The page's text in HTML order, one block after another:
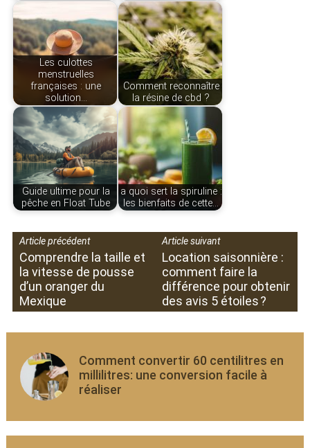
Les culottes
menstruelles
françaises : une
solution…
Comment reconnaître
la résine de cbd ?
Guide ultime pour la
pêche en Float Tube
a quoi sert la spiruline :
les bienfaits de cette…
Article précédent
Comprendre la taille et
la vitesse de pousse
d’un oranger du
Mexique
Article suivant
Location saisonnière :
comment faire la
différence pour obtenir
des avis 5 étoiles ?
Comment convertir 60 centilitres en
millilitres: une conversion facile à
réaliser